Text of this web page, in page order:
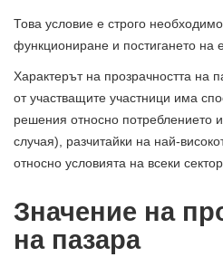
Това условие е строго
функциониране и постигането на
Характерът на прозрачността на
от участващите участници има
решения относно потреблението
случая), разчитайки на най-
относно условията на всеки сектор.
Значение на
на пазара